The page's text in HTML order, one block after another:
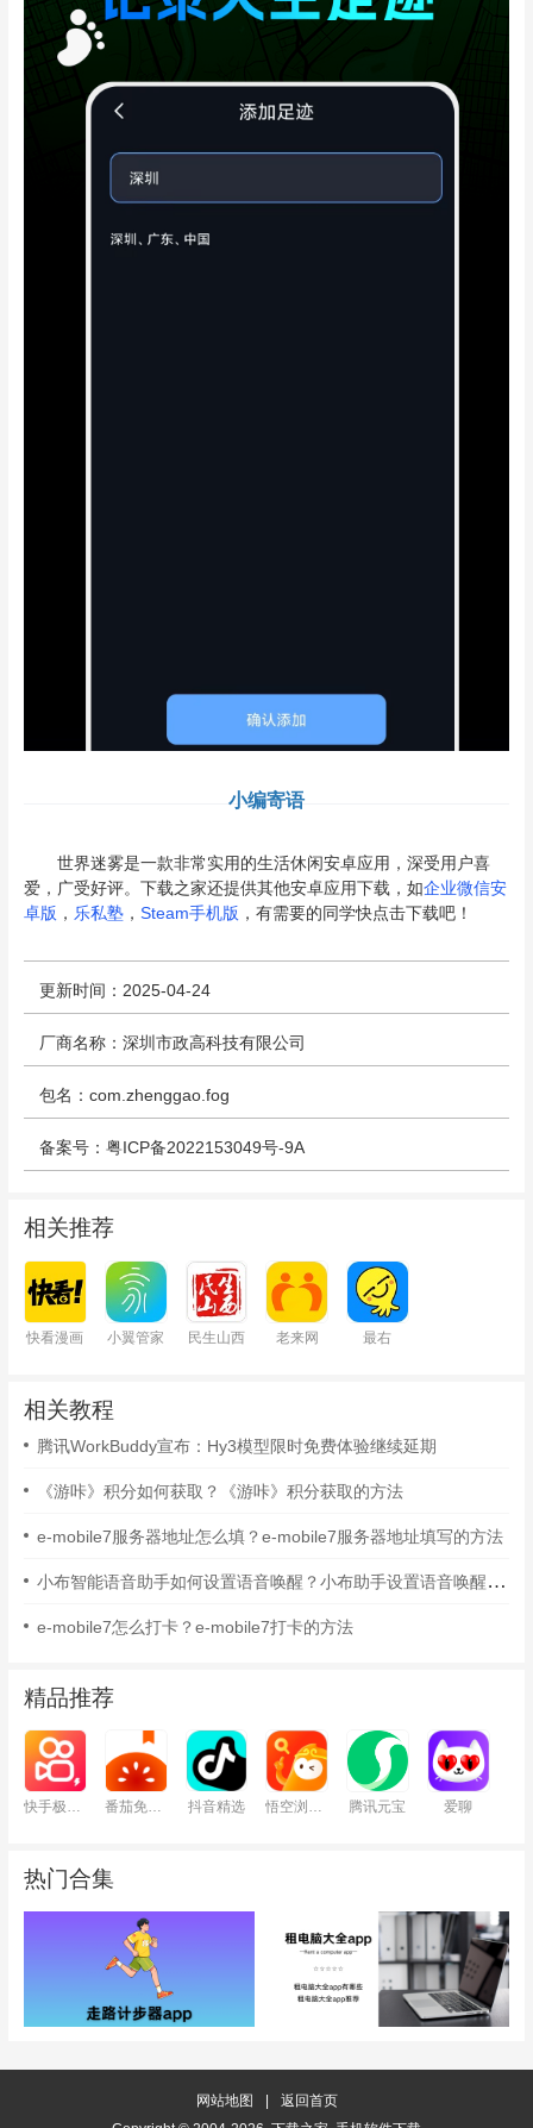
小编寄语
世界迷雾是一款非常实用的生活休闲安卓应用，深受用户喜
爱，广受好评。下载之家还提供其他安卓应用下载，如企业微信安
卓版 ， 乐私塾， Steam手机版 ，有需要的同学快点击下载吧！
更新时间：2025-04-24
厂商名称：深圳市政高科技有限公司
包名：com.zhenggao.fog
备案号：粤ICP备2022153049号-9A
相关推荐
快看漫画 小翼管家 民生山西 老来网 最右
相关教程
腾讯WorkBuddy宣布：Hy3模型限时免费体验继续延期
《游咔》积分如何获取？《游咔》积分获取的方法
e-mobile7服务器地址怎么填？e-mobile7服务器地址填写的方法
小布智能语音助手如何设置语音唤醒？小布助手设置语音唤醒的方法
e-mobile7怎么打卡？e-mobile7打卡的方法
精品推荐
快手极速版 番茄免费小说 抖音精选 悟空浏览器 腾讯元宝 爱聊
热门合集
网站地图
返回首页